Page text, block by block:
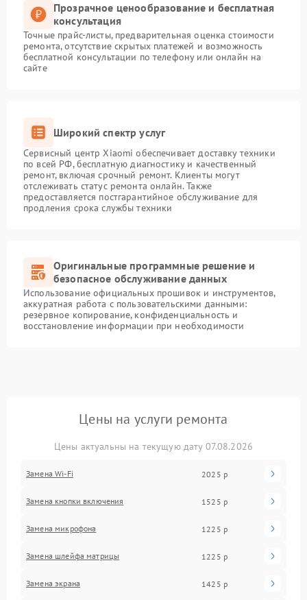
Прозрачное ценообразование и бесплатная
консультация
Точные прайс-листы, предварительная оценка стоимости
ремонта, отсутствие скрытых платежей и возможность
бесплатной консультации по телефону или онлайн на
сайте
Широкий спектр услуг
Сервисный центр Xiaomi обеспечивает доставку техники
по всей РФ, бесплатную диагностику и качественный
ремонт, включая срочный ремонт. Клиенты могут
отслеживать статус ремонта онлайн. Также
предоставляется постгарантийное обслуживание для
продления срока службы техники
Оригинальные программные решение и
безопасное обслуживание данных
Использование официальных прошивок и инструментов,
аккуратная работа с пользовательскими данными:
резервное копирование, конфиденциальность и
восстановление информации при необходимости
Цены на услуги ремонта
Цены актуальны на текущую дату 07.08.2026
Замена Wi-Fi 2025 р
Замена кнопки включения 1525 р
Замена микрофона 1225 р
Замена шлейфа матрицы 1225 р
Замена экрана 1425 р